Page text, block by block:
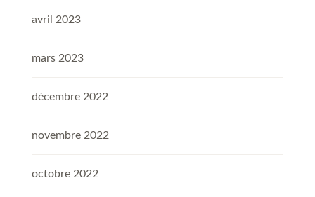
avril 2023
mars 2023
décembre 2022
novembre 2022
octobre 2022